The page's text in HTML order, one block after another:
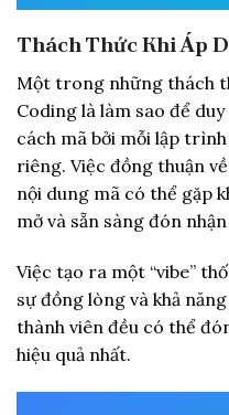
Thách Thức Khi Áp
Một trong những thách
Coding là làm sao để
cách mã bởi mỗi lập
riêng. Việc đồng thuận
nội dung mã có thể gặp
mở và sẵn sàng đón
Việc tạo ra một “vibe”
sự đồng lòng và khả
thành viên đều có thể
hiệu quả nhất.